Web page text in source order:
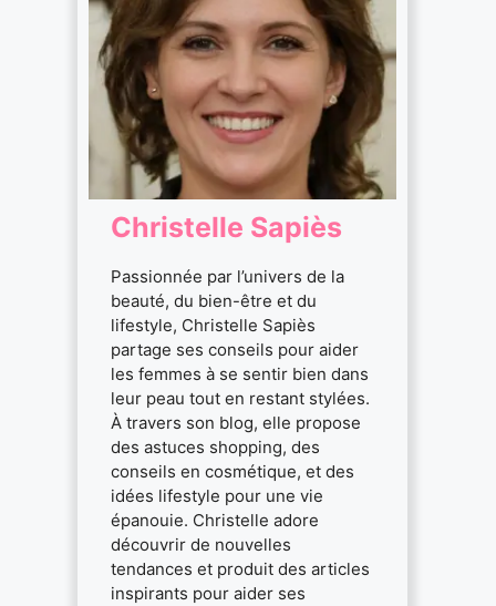
Christelle Sapiès
Passionnée par l’univers de la
beauté, du bien-être et du
lifestyle, Christelle Sapiès
partage ses conseils pour aider
les femmes à se sentir bien dans
leur peau tout en restant stylées.
À travers son blog, elle propose
des astuces shopping, des
conseils en cosmétique, et des
idées lifestyle pour une vie
épanouie. Christelle adore
découvrir de nouvelles
tendances et produit des articles
inspirants pour aider ses